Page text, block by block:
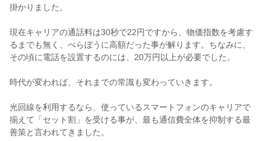
掛かりました。
現在キャリアの通話料は30秒で22円ですから、物価指数を考慮す
るまでも無く、べらぼうに高額だった事が解ります。ちなみに、
その頃に電話を設置するのには、20万円以上が必要でした。
時代が変われば、それまでの常識も変わっていきます。
光回線を利用するなら、使っているスマートフォンのキャリアで
揃えて「セット割」を受ける事が、最も通信費全体を抑制する最
善策と言われてきました。